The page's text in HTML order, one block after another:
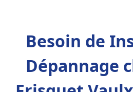
Besoin de
Dépannage